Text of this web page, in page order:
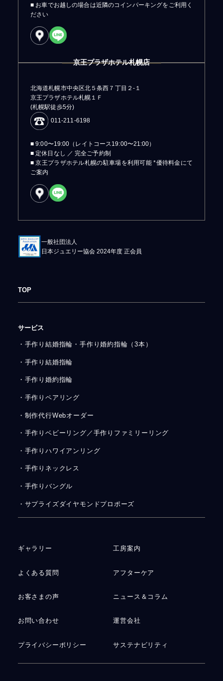
■ お車でお越しの場合は近隣のコインパーキングをご利用く
ださい
京王プラザホテル札幌店
北海道札幌市中央区北５条西７丁目２-１
京王プラザホテル札幌１Ｆ
(札幌駅徒歩5分)
011-211-6198
■ 9:00〜19:00（レイトコース19:00〜21:00）
■ 定休日なし ／ 完全ご予約制
■ 京王プラザホテル札幌の駐車場を利用可能 *優待料金にて
ご案内
一般社団法人
日本ジュエリー協会 2024年度 正会員
TOP
サービス
・手作り結婚指輪・手作り婚約指輪（3本）
・手作り結婚指輪
・手作り婚約指輪
・手作りペアリング
・制作代行Webオーダー
・手作りベビーリング／手作りファミリーリング
・手作りハワイアンリング
・手作りネックレス
・手作りバングル
・サプライズダイヤモンドプロポーズ
ギャラリー 工房案内
よくある質問 アフターケア
お客さまの声 ニュース＆コラム
お問い合わせ 運営会社
プライバシーポリシー サステナビリティ